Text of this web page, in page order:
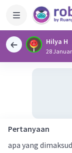
Hilya H
28
Pertanyaan
apa yang